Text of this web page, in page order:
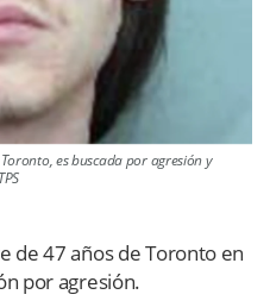
es buscada por agresión y
de 47 años de Toronto en
por agresión.